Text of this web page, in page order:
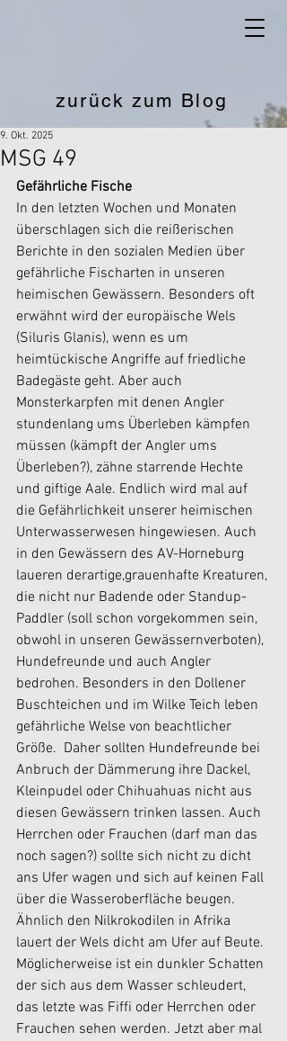
zurück zum Blog
MSG 49
9. Okt. 2025
Gefährliche Fische
In den letzten Wochen und Monaten
überschlagen sich die reißerischen
Berichte in den sozialen Medien über
gefährliche Fischarten in unseren
heimischen Gewässern. Besonders oft
erwähnt wird der europäische Wels
(Siluris Glanis), wenn es um
heimtückische Angriffe auf friedliche
Badegäste geht. Aber auch
Monsterkarpfen mit denen Angler
stundenlang ums Überleben kämpfen
müssen (kämpft der Angler ums
Überleben?), zähne starrende Hechte
und giftige Aale. Endlich wird mal auf
die Gefährlichkeit unserer heimischen
Unterwasserwesen hingewiesen. Auch
in den Gewässern des AV-Horneburg
laueren derartige,grauenhafte Kreaturen,
die nicht nur Badende oder Standup-
Paddler (soll schon vorgekommen sein,
obwohl in unseren Gewässernverboten),
Hundefreunde und auch Angler
bedrohen. Besonders in den Dollener
Buschteichen und im Wilke Teich leben
gefährliche Welse von beachtlicher
Größe.  Daher sollten Hundefreunde bei
Anbruch der Dämmerung ihre Dackel,
Kleinpudel oder Chihuahuas nicht aus
diesen Gewässern trinken lassen. Auch
Herrchen oder Frauchen (darf man das
noch sagen?) sollte sich nicht zu dicht
ans Ufer wagen und sich auf keinen Fall
über die Wasseroberfläche beugen.
Ähnlich den Nilkrokodilen in Afrika
lauert der Wels dicht am Ufer auf Beute.
Möglicherweise ist ein dunkler Schatten
der sich aus dem Wasser schleudert,
das letzte was Fiffi oder Herrchen oder
Frauchen sehen werden. Jetzt aber mal